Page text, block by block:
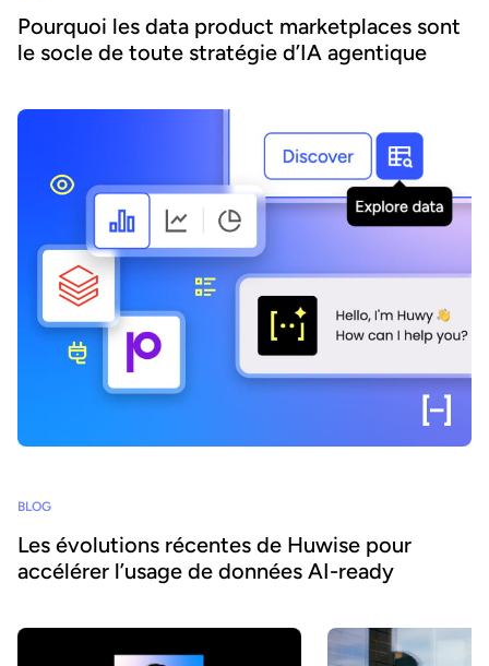
Pourquoi les data product marketplaces sont
le socle de toute stratégie d’IA agentique
BLOG
Les évolutions récentes de Huwise pour
accélérer l’usage de données AI-ready